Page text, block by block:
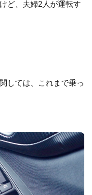
ど、夫婦2人が運転す
しては、これまで乗っ